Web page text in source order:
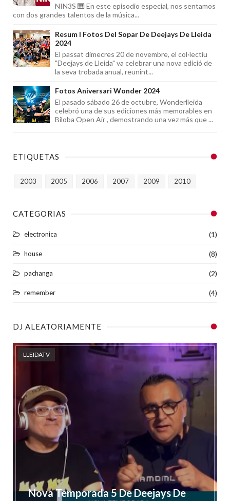
NIN3S 🎹 En este episodio especial, nos sentamos
con dos grandes talentos de la música...
Resum I Fotos Del Sopar De Deejays De Lleida
2024
El passat dimecres 20 de novembre, el col·lectiu
"Deejays de Lleida" va celebrar una nova edició de
la seva trobada anual, reunint...
Fotos Aniversari Wonder 2024
El pasado sábado 26 de octubre, Wonderlleida
celebró una de sus ediciones más memorables en
Biloba Open Air , demostrando una vez más que ...
ETIQUETAS
2003 2005 2006 2007 2009 2010
CATEGORIAS
electronica (1)
house (8)
pachanga (2)
remember (4)
DJ ALEATORIAMENTE
LLEIDATV
Nova Temporada 5 De Deejays De